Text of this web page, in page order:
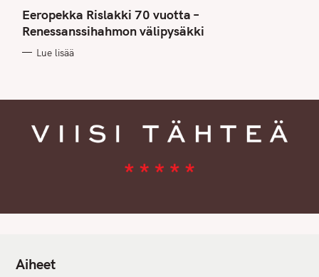
T
E
G
O
I
Eeropekka Rislakki 70 vuotta –
Renessanssihahmon välipysäkki
Lue lisää
Aiheet